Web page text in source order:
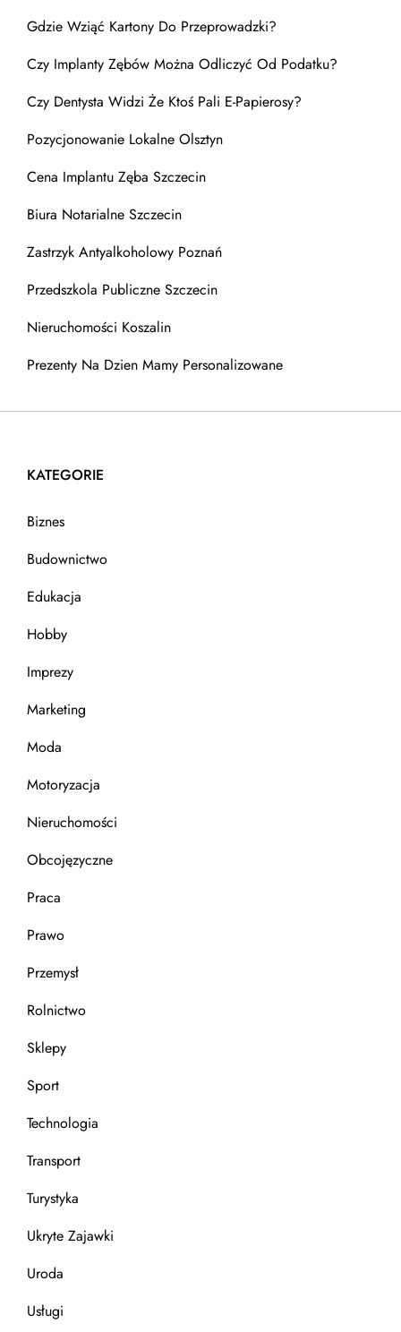
Gdzie Wziąć Kartony Do Przeprowadzki?
Czy Implanty Zębów Można Odliczyć Od Podatku?
Czy Dentysta Widzi Że Ktoś Pali E-Papierosy?
Pozycjonowanie Lokalne Olsztyn
Cena Implantu Zęba Szczecin
Biura Notarialne Szczecin
Zastrzyk Antyalkoholowy Poznań
Przedszkola Publiczne Szczecin
Nieruchomości Koszalin
Prezenty Na Dzien Mamy Personalizowane
KATEGORIE
Biznes
Budownictwo
Edukacja
Hobby
Imprezy
Marketing
Moda
Motoryzacja
Nieruchomości
Obcojęzyczne
Praca
Prawo
Przemysł
Rolnictwo
Sklepy
Sport
Technologia
Transport
Turystyka
Ukryte Zajawki
Uroda
Usługi